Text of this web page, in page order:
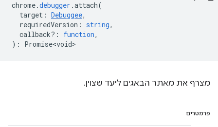
chrome.debugger .attach(
target : Debuggee,
requiredVersion : string,
callback? : function,
) : Promise<void>
מצרף את מאתר הבאגים ליעד שצוין.
פרמטרים